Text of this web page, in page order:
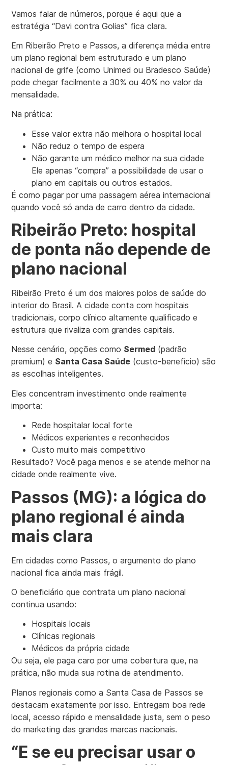
Vamos falar de números, porque é aqui que a
estratégia “Davi contra Golias” fica clara.
Em Ribeirão Preto e Passos, a diferença média entre
um plano regional bem estruturado e um plano
nacional de grife (como Unimed ou Bradesco Saúde)
pode chegar facilmente a 30% ou 40% no valor da
mensalidade.
Na prática:
Esse valor extra não melhora o hospital local
Não reduz o tempo de espera
Não garante um médico melhor na sua cidade
Ele apenas “compra” a possibilidade de usar o
plano em capitais ou outros estados.
É como pagar por uma passagem aérea internacional
quando você só anda de carro dentro da cidade.
Ribeirão Preto: hospital
de ponta não depende de
plano nacional
Ribeirão Preto é um dos maiores polos de saúde do
interior do Brasil. A cidade conta com hospitais
tradicionais, corpo clínico altamente qualificado e
estrutura que rivaliza com grandes capitais.
Nesse cenário, opções como Sermed (padrão
premium) e Santa Casa Saúde (custo-benefício) são
as escolhas inteligentes.
Eles concentram investimento onde realmente
importa:
Rede hospitalar local forte
Médicos experientes e reconhecidos
Custo muito mais competitivo
Resultado? Você paga menos e se atende melhor na
cidade onde realmente vive.
Passos (MG): a lógica do
plano regional é ainda
mais clara
Em cidades como Passos, o argumento do plano
nacional fica ainda mais frágil.
O beneficiário que contrata um plano nacional
continua usando:
Hospitais locais
Clínicas regionais
Médicos da própria cidade
Ou seja, ele paga caro por uma cobertura que, na
prática, não muda sua rotina de atendimento.
Planos regionais como a Santa Casa de Passos se
destacam exatamente por isso. Entregam boa rede
local, acesso rápido e mensalidade justa, sem o peso
do marketing das grandes marcas nacionais.
“E se eu precisar usar o